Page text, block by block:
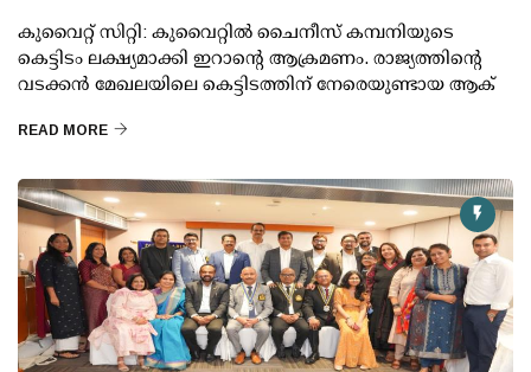
കുവൈറ്റ് സിറ്റി: കുവൈറ്റില്‍ ചൈനീസ് കമ്പനിയുടെ
കെട്ടിടം ലക്ഷ്യമാക്കി ഇറാന്റെ ആക്രമണം. രാജ്യത്തിന്റെ
വടക്കന്‍ മേഖലയിലെ കെട്ടിടത്തിന് നേരെയുണ്ടായ ആക്
READ MORE